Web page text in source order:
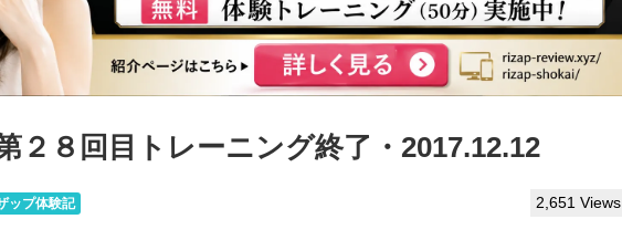
２８回目トレーニング終了・2017.12.12
ップ体験記 2,651 Views